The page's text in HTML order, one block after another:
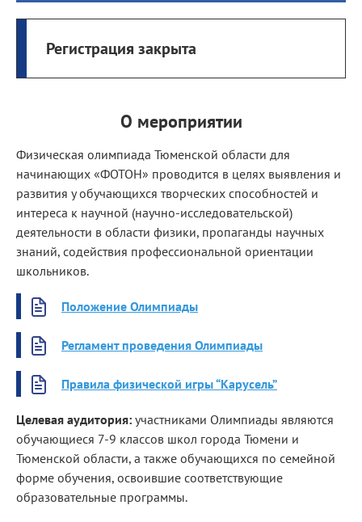
Регистрация закрыта
О мероприятии
Физическая олимпиада Тюменской области для
начинающих «ФОТОН» проводится в целях выявления и
развития у обучающихся творческих способностей и
интереса к научной (научно-исследовательской)
деятельности в области физики, пропаганды научных
знаний, содействия профессиональной ориентации
школьников.
Положение Олимпиады
Регламент проведения Олимпиады
Правила физической игры “Карусель”
Целевая аудитория: участниками Олимпиады являются
обучающиеся 7-9 классов школ города Тюмени и
Тюменской области, а также обучающихся по семейной
форме обучения, освоившие соответствующие
образовательные программы.